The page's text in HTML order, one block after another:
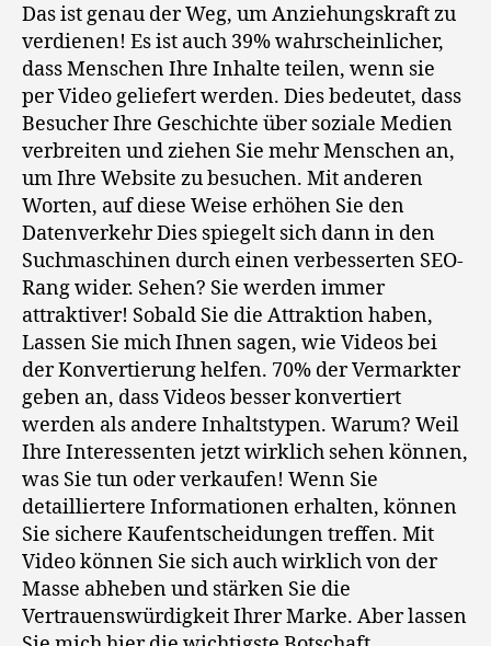
Das ist genau der Weg, um Anziehungskraft zu
verdienen! Es ist auch 39% wahrscheinlicher,
dass Menschen Ihre Inhalte teilen, wenn sie
per Video geliefert werden. Dies bedeutet, dass
Besucher Ihre Geschichte über soziale Medien
verbreiten und ziehen Sie mehr Menschen an,
um Ihre Website zu besuchen. Mit anderen
Worten, auf diese Weise erhöhen Sie den
Datenverkehr Dies spiegelt sich dann in den
Suchmaschinen durch einen verbesserten SEO-
Rang wider. Sehen? Sie werden immer
attraktiver! Sobald Sie die Attraktion haben,
Lassen Sie mich Ihnen sagen, wie Videos bei
der Konvertierung helfen. 70% der Vermarkter
geben an, dass Videos besser konvertiert
werden als andere Inhaltstypen. Warum? Weil
Ihre Interessenten jetzt wirklich sehen können,
was Sie tun oder verkaufen! Wenn Sie
detailliertere Informationen erhalten, können
Sie sichere Kaufentscheidungen treffen. Mit
Video können Sie sich auch wirklich von der
Masse abheben und stärken Sie die
Vertrauenswürdigkeit Ihrer Marke. Aber lassen